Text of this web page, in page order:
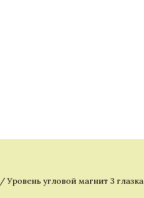
/ Уровень угловой магнит 3 глазка